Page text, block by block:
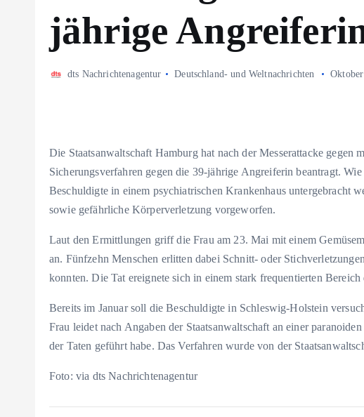
jährige
dts Nachrichtenagentur Deutschland- und Weltnachrichten
Die Staatsanwaltschaft Hamburg hat nach der Messerattacke gegen
Sicherungsverfahren gegen die 39-jährige Angreiferin beantragt.
Beschuldigte in einem psychiatrischen Krankenhaus untergebracht
sowie gefährliche Körperverletzung vorgeworfen.
Laut den Ermittlungen griff die Frau am 23. Mai mit einem
an. Fünfzehn Menschen erlitten dabei Schnitt- oder
konnten. Die Tat ereignete sich in einem stark frequentierten Bereich
Bereits im Januar soll die Beschuldigte in Schleswig-Holstein
Frau leidet nach Angaben der Staatsanwaltschaft an einer
der Taten geführt habe. Das Verfahren wurde von der
Foto: via dts Nachrichtenagentur